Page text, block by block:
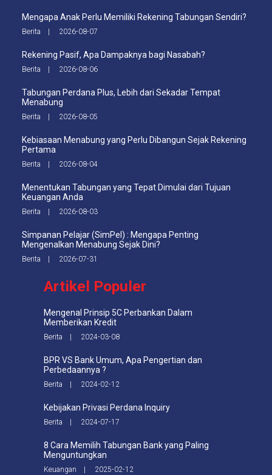
Mengapa Anak Perlu Memiliki Rekening Tabungan Sendiri?
Berita | 2026-08-07
Rekening Pasif, Apa Dampaknya bagi Nasabah?
Berita | 2026-08-06
Tabungan Perdana Plus, Lebih dari Sekadar Tempat
Menabung
Berita | 2026-08-05
Kebiasaan Menabung yang Perlu Dibangun Sejak Rekening
Pertama
Berita | 2026-08-04
Menentukan Tabungan yang Tepat Dimulai dari Tujuan
Keuangan Anda
Berita | 2026-08-03
Simpanan Pelajar (SimPel) : Mengapa Penting
Mengenalkan Menabung Sejak Dini?
Berita | 2026-07-31
Artikel Populer
Mengenal Prinsip 5C Perbankan Dalam
Memberikan Kredit
Berita | 2024-03-08
BPR VS Bank Umum, Apa Pengertian dan
Perbedaannya ?
Berita | 2024-02-12
Kebijakan Privasi Perdana Inquiry
Berita | 2024-07-17
8 Cara Memilih Tabungan Bank yang Paling
Menguntungkan
Keuangan | 2025-02-12